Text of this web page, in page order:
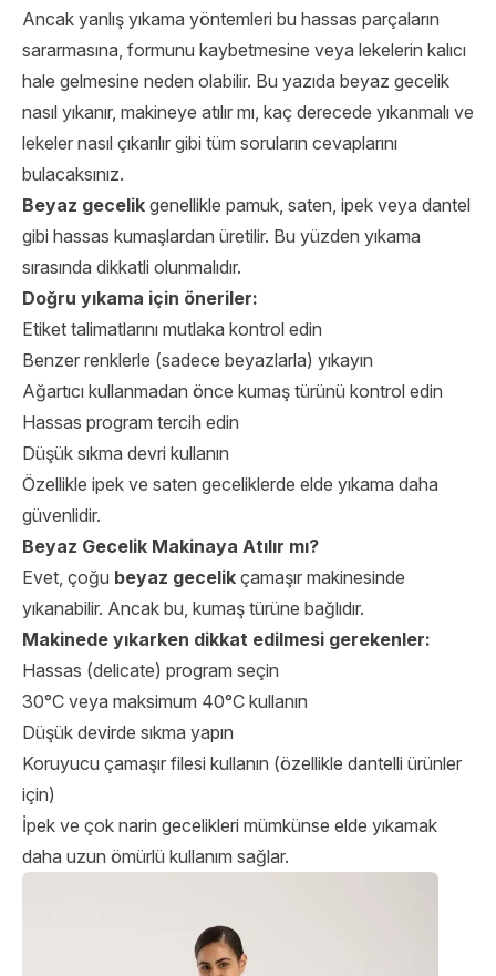
Ancak yanlış yıkama yöntemleri bu hassas parçaların
sararmasına, formunu kaybetmesine veya lekelerin kalıcı
hale gelmesine neden olabilir. Bu yazıda beyaz gecelik
nasıl yıkanır, makineye atılır mı, kaç derecede yıkanmalı ve
lekeler nasıl çıkarılır gibi tüm soruların cevaplarını
bulacaksınız.
Beyaz gecelik genellikle pamuk, saten, ipek veya dantel
gibi hassas kumaşlardan üretilir. Bu yüzden yıkama
sırasında dikkatli olunmalıdır.
Doğru yıkama için öneriler:
Etiket talimatlarını mutlaka kontrol edin
Benzer renklerle (sadece beyazlarla) yıkayın
Ağartıcı kullanmadan önce kumaş türünü kontrol edin
Hassas program tercih edin
Düşük sıkma devri kullanın
Özellikle ipek ve saten geceliklerde elde yıkama daha
güvenlidir.
Beyaz Gecelik Makinaya Atılır mı?
Evet, çoğu beyaz gecelik çamaşır makinesinde
yıkanabilir. Ancak bu, kumaş türüne bağlıdır.
Makinede yıkarken dikkat edilmesi gerekenler:
Hassas (delicate) program seçin
30°C veya maksimum 40°C kullanın
Düşük devirde sıkma yapın
Koruyucu çamaşır filesi kullanın (özellikle dantelli ürünler
için)
İpek ve çok narin gecelikleri mümkünse elde yıkamak
daha uzun ömürlü kullanım sağlar.